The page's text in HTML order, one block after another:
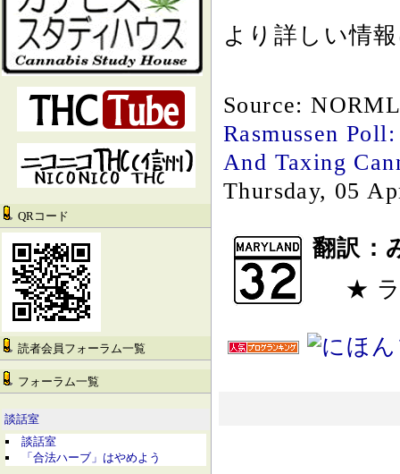
QRコード
読者会員フォーラム一覧
フォーラム一覧
談話室
談話室
「合法ハーブ」はやめよう
より詳しい情
Source:
Rasmussen
And Taxing
Thursday, 05
翻訳：
★ ラ